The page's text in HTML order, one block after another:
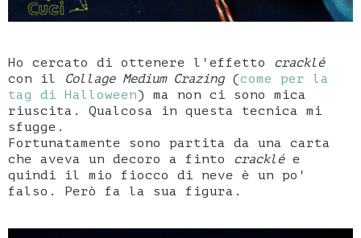
Ho cercato di ottenere l'effetto cracklé
con il
Collage Medium Crazing(come per la
tag di Halloween) ma non ci sono mica
riuscita. Qualcosa in questa tecnica mi
sfugge.
Fortunatamente sono partita da una carta
che aveva un decoro a finto cracklée
quindi il mio fiocco di neve è un po'
falso. Però fa la sua figura.